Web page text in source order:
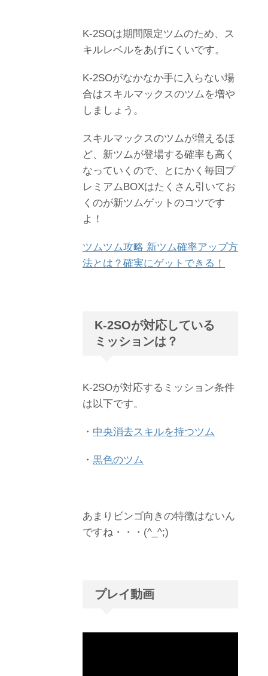
K-2SOは期間限定ツムのため、ス
キルレベルをあげにくいです。
K-2SOがなかなか手に入らない場
合はスキルマックスのツムを増や
しましょう。
スキルマックスのツムが増えるほ
ど、新ツムが登場する確率も高く
なっていくので、とにかく毎回プ
レミアムBOXはたくさん引いてお
くのが新ツムゲットのコツです
よ！
ツムツム攻略 新ツム確率アップ方
法とは？確実にゲットできる！
K-2SOが対応している
ミッションは？
K-2SOが対応するミッション条件
は以下です。
・ 中央消去スキルを持つツム
・ 黒色のツム
あまりビンゴ向きの特徴はないん
ですね・・・(^_^;)
プレイ動画